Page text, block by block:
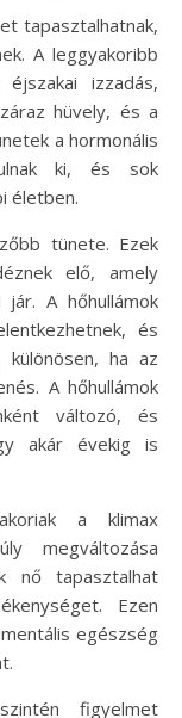
tapasztalhatnak,
A leggyakoribb
izzadás,
hüvely, és a
a hormonális
ki, és sok
életben.
tünete. Ezek
elő, amely
jár. A hőhullámok
és
különösen, ha az
A hőhullámok
változó, és
akár évekig is
a klimax
megváltozása
nő tapasztalhat
Ezen
egészség
figyelmet